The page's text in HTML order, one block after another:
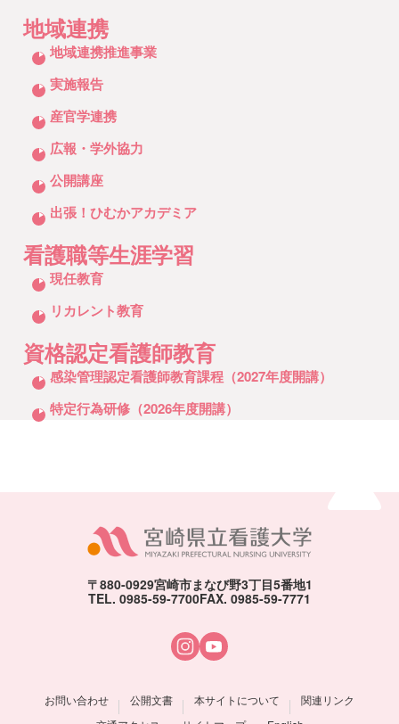
地域連携
クリックしてリストを開く
地域連携推進事業
実施報告
産官学連携
広報・学外協力
公開講座
出張！ひむかアカデミア
看護職等生涯学習
クリックしてリストを開く
現任教育
リカレント教育
資格認定看護師教育
クリックしてリストを開く
感染管理認定看護師教育課程（2027年度開講）
特定行為研修（2026年度開講）
〒880-0929宮崎市まなび野3丁目5番地1
TEL. 0985-59-7700FAX. 0985-59-7771
お問い合わせ 公開文書 本サイトについて
関連リンク